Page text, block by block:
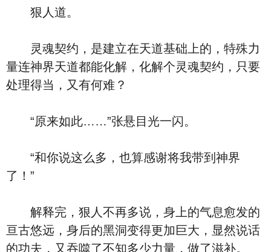
狠人道。
灵魂契约，是建立在天道基础上的，特殊力
量连神界天道都能化解，化解个灵魂契约，只要
处理得当，又有何难？
“原来如此……”张悬目光一闪。
“和你说这么多，也算感谢将我带到神界
了！”
解释完，狠人不再多说，身上的气息愈发的
亘古悠远，身后的黑洞变得更加巨大，显然说话
的功夫，又吞噬了不知多少力量，做了滋补。